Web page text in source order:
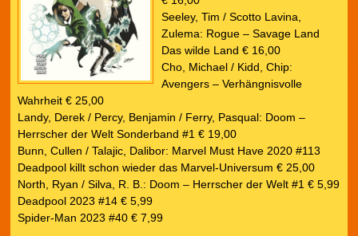
Seeley, Tim / Scotto Lavina,
Zulema: Rogue – Savage Land
Das wilde Land € 16,00
Cho, Michael / Kidd, Chip:
Avengers – Verhängnisvolle
Wahrheit € 25,00
Landy, Derek / Percy, Benjamin / Ferry, Pasqual: Doom –
Herrscher der Welt Sonderband #1 € 19,00
Bunn, Cullen / Talajic, Dalibor: Marvel Must Have 2020 #113
Deadpool killt schon wieder das Marvel-Universum € 25,00
North, Ryan / Silva, R. B.: Doom – Herrscher der Welt #1 € 5,99
Deadpool 2023 #14 € 5,99
Spider-Man 2023 #40 € 7,99